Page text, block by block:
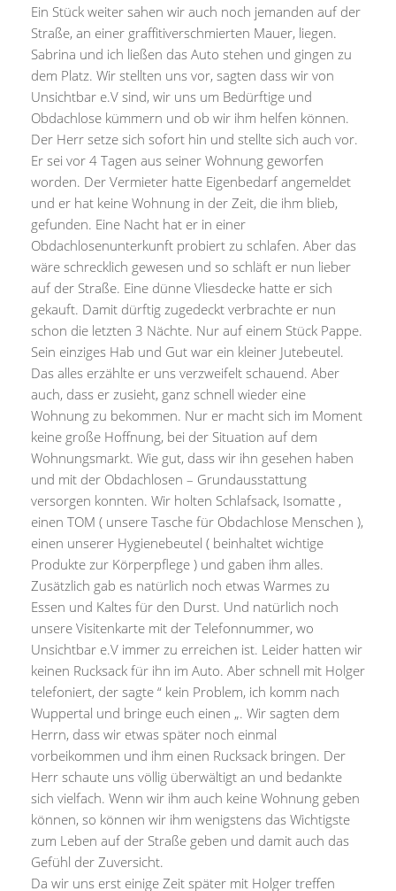
Ein Stück weiter sahen wir auch noch jemanden auf der
Straße, an einer graffitiverschmierten Mauer, liegen.
Sabrina und ich ließen das Auto stehen und gingen zu
dem Platz. Wir stellten uns vor, sagten dass wir von
Unsichtbar e.V sind, wir uns um Bedürftige und
Obdachlose kümmern und ob wir ihm helfen können.
Der Herr setze sich sofort hin und stellte sich auch vor.
Er sei vor 4 Tagen aus seiner Wohnung geworfen
worden. Der Vermieter hatte Eigenbedarf angemeldet
und er hat keine Wohnung in der Zeit, die ihm blieb,
gefunden. Eine Nacht hat er in einer
Obdachlosenunterkunft probiert zu schlafen. Aber das
wäre schrecklich gewesen und so schläft er nun lieber
auf der Straße. Eine dünne Vliesdecke hatte er sich
gekauft. Damit dürftig zugedeckt verbrachte er nun
schon die letzten 3 Nächte. Nur auf einem Stück Pappe.
Sein einziges Hab und Gut war ein kleiner Jutebeutel.
Das alles erzählte er uns verzweifelt schauend. Aber
auch, dass er zusieht, ganz schnell wieder eine
Wohnung zu bekommen. Nur er macht sich im Moment
keine große Hoffnung, bei der Situation auf dem
Wohnungsmarkt. Wie gut, dass wir ihn gesehen haben
und mit der Obdachlosen – Grundausstattung
versorgen konnten. Wir holten Schlafsack, Isomatte ,
einen TOM ( unsere Tasche für Obdachlose Menschen ),
einen unserer Hygienebeutel ( beinhaltet wichtige
Produkte zur Körperpflege ) und gaben ihm alles.
Zusätzlich gab es natürlich noch etwas Warmes zu
Essen und Kaltes für den Durst. Und natürlich noch
unsere Visitenkarte mit der Telefonnummer, wo
Unsichtbar e.V immer zu erreichen ist. Leider hatten wir
keinen Rucksack für ihn im Auto. Aber schnell mit Holger
telefoniert, der sagte “ kein Problem, ich komm nach
Wuppertal und bringe euch einen „. Wir sagten dem
Herrn, dass wir etwas später noch einmal
vorbeikommen und ihm einen Rucksack bringen. Der
Herr schaute uns völlig überwältigt an und bedankte
sich vielfach. Wenn wir ihm auch keine Wohnung geben
können, so können wir ihm wenigstens das Wichtigste
zum Leben auf der Straße geben und damit auch das
Gefühl der Zuversicht.
Da wir uns erst einige Zeit später mit Holger treffen